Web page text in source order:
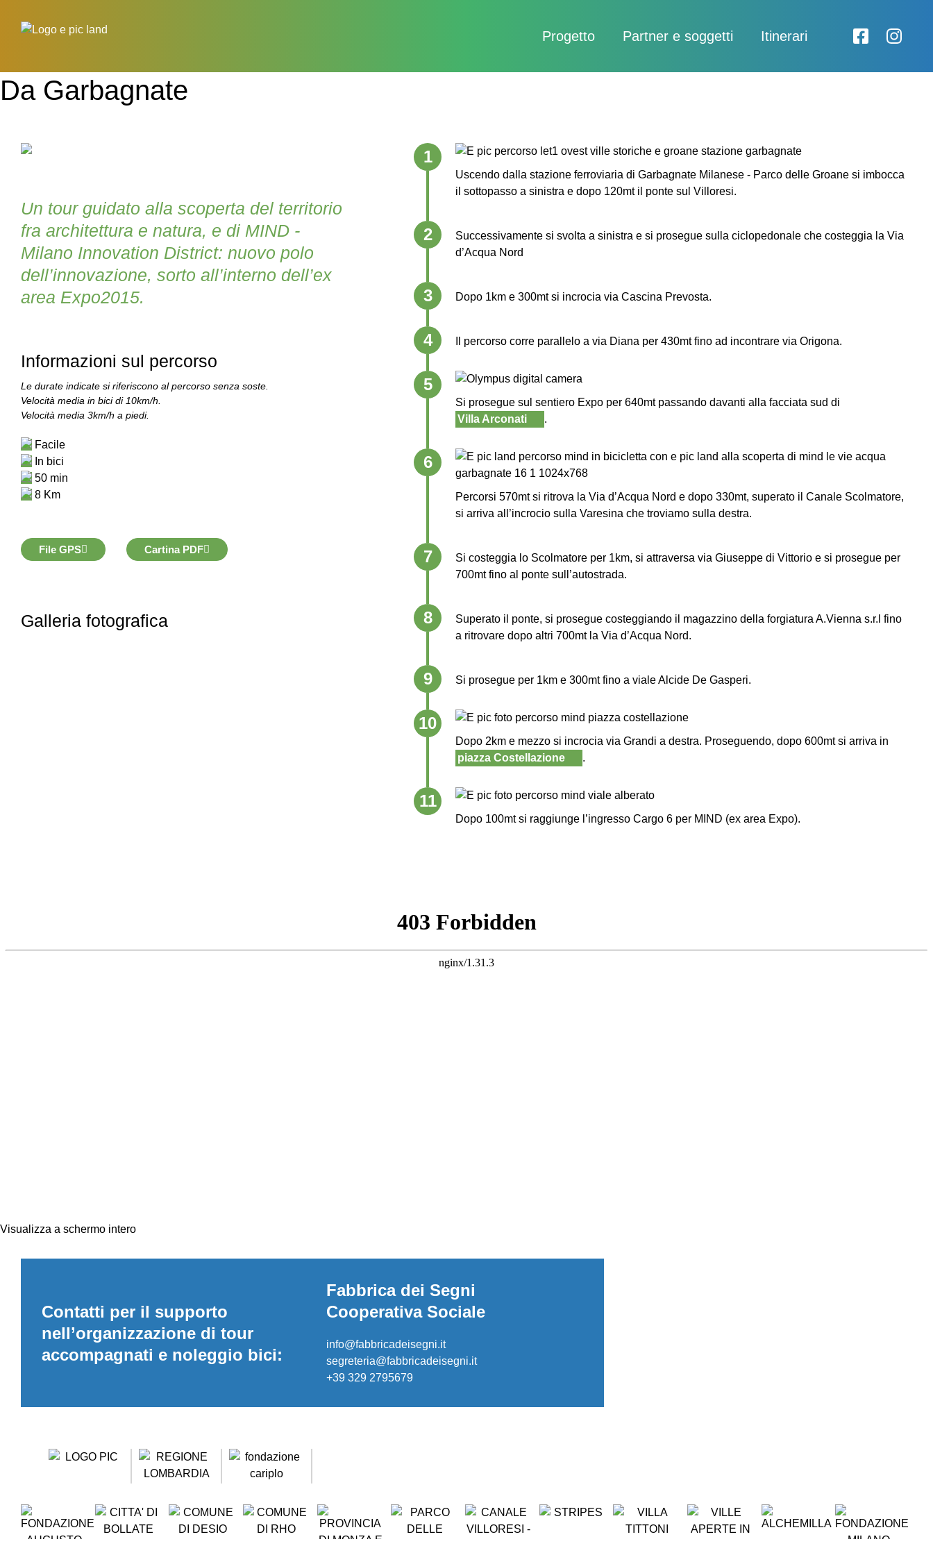
Progetto Partner e soggetti Itinerari
Da Garbagnate
Un tour guidato alla scoperta del territorio
fra architettura e natura, e di MIND -
Milano Innovation District: nuovo polo
dell’innovazione, sorto all’interno dell’ex
area Expo2015.
Informazioni sul percorso
Le durate indicate si riferiscono al percorso senza soste.
Velocità media in bici di 10km/h.
Velocità media 3km/h a piedi.
Facile
In bici
50 min
8 Km
File GPS Cartina PDF
Galleria fotografica
Uscendo dalla stazione ferroviaria di Garbagnate Milanese - Parco delle Groane si imbocca
il sottopasso a sinistra e dopo 120mt il ponte sul Villoresi.
1
Successivamente si svolta a sinistra e si prosegue sulla ciclopedonale che costeggia la Via
d’Acqua Nord
2
Dopo 1km e 300mt si incrocia via Cascina Prevosta.
3
Il percorso corre parallelo a via Diana per 430mt fino ad incontrare via Origona.
4
Si prosegue sul sentiero Expo per 640mt passando davanti alla facciata sud di
Villa Arconati
.
5
Percorsi 570mt si ritrova la Via d’Acqua Nord e dopo 330mt, superato il Canale Scolmatore,
si arriva all’incrocio sulla Varesina che troviamo sulla destra.
6
Si costeggia lo Scolmatore per 1km, si attraversa via Giuseppe di Vittorio e si prosegue per
700mt fino al ponte sull’autostrada.
7
Superato il ponte, si prosegue costeggiando il magazzino della forgiatura A.Vienna s.r.l fino
a ritrovare dopo altri 700mt la Via d’Acqua Nord.
8
Si prosegue per 1km e 300mt fino a viale Alcide De Gasperi.
9
Dopo 2km e mezzo si incrocia via Grandi a destra. Proseguendo, dopo 600mt si arriva in
piazza Costellazione
.
10
Dopo 100mt si raggiunge l’ingresso Cargo 6 per MIND (ex area Expo).
11
Visualizza a schermo intero
Contatti per il supporto
nell’organizzazione di tour
accompagnati e noleggio bici:
Fabbrica dei Segni
Cooperativa Sociale
info@fabbricadeisegni.it
segreteria@fabbricadeisegni.it
+39 329 2795679